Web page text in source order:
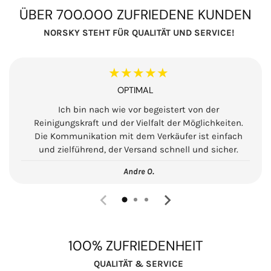
ÜBER 700.000 ZUFRIEDENE KUNDEN
NORSKY STEHT FÜR QUALITÄT UND SERVICE!
★★★★★
OPTIMAL
Ich bin nach wie vor begeistert von der
Reinigungskraft und der Vielfalt der Möglichkeiten.
Die Kommunikation mit dem Verkäufer ist einfach
und zielführend, der Versand schnell und sicher.
Andre O.
100% ZUFRIEDENHEIT
QUALITÄT & SERVICE